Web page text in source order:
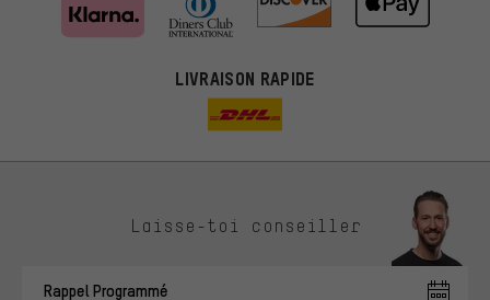
LIVRAISON RAPIDE
Laisse-toi conseiller
Rappel Programmé
Des offres plus adaptées
Au lieu de pubs au hasard, nous afficherons des offres plus
intérêts et à te présenter des offres et des conseils sur mesure.